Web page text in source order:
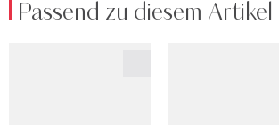
Passend zu diesem Artikel